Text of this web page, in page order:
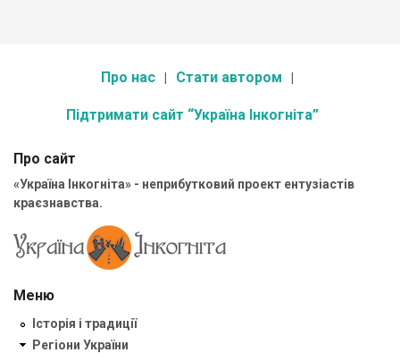
Про нас Стати автором
Підтримати сайт “Україна Інкогніта”
Про сайт
«Україна Інкогніта» - неприбутковий проект ентузіастів
краєзнавства.
Меню
Історія і традиції
Регіони України